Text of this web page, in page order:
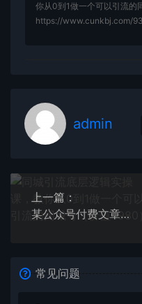
你从0到1做一个可以引流的
https://www.cunkbj.com/
admin
上一篇：
某公众号付费文章：知乎如何快速涨粉，知乎快速涨粉绝密教程，干货满满
常见问题